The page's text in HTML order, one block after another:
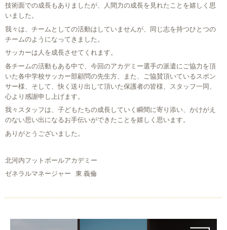
技術面での成長もありましたが、人間力の成長を見れたことを嬉しく思
いました。
我々は、チームとしての活動はしていませんが、同じ志を持つひとつの
チームのようになってきました。
サッカーは人を成長させてくれます。
各チームの活動もある中で、今回のアカデミー選手の派遣にご協力を頂
いた各中学校サッカー部顧問の先生方、また、ご協賛頂いているスポン
サー様、そして、快く送り出して頂いた保護者の皆様、スタッフ一同、
心より感謝申し上げます。
我々スタッフは、子どもたちの成長していく瞬間に寄り添い、かけがえ
のない思い出になるお手伝いができたことを嬉しく思います。
ありがとうございました。
北河内フットボールアカデミー
ゼネラルマネージャー 東 義倫